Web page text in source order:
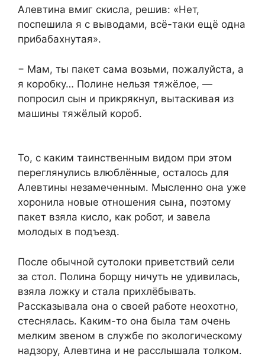
Алевтина вмиг скисла, решив: «Нет,
поспешила я с выводами, всё-таки ещё одна
прибабахнутая».
− Мам, ты пакет сама возьми, пожалуйста, а
я коробку… Полине нельзя тяжёлое, —
попросил сын и прикрякнул, вытаскивая из
машины тяжёлый короб.
То, с каким таинственным видом при этом
переглянулись влюблённые, осталось для
Алевтины незамеченным. Мысленно она уже
хоронила новые отношения сына, поэтому
пакет взяла кисло, как робот, и завела
молодых в подъезд.
После обычной сутолоки приветствий сели
за стол. Полина борщу ничуть не удивилась,
взяла ложку и стала прихлёбывать.
Рассказывала она о своей работе неохотно,
стеснялась. Каким-то она была там очень
мелким звеном в службе по экологическому
надзору, Алевтина и не расслышала толком.